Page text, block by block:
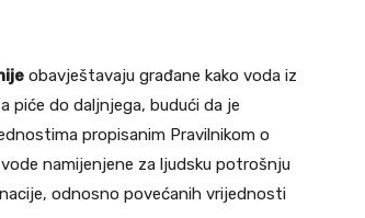
obavještavaju građane kako voda iz
piće do daljnjega, budući da je
propisanim Pravilnikom o
namijenjene za ljudsku potrošnju
odnosno povećanih vrijednosti